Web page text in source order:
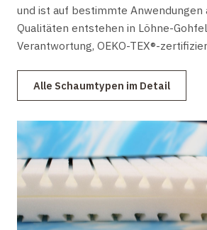
und ist auf bestimmte
Qualitäten entstehen in Löhne-
Verantwortung, OEKO-TEX®-
Alle Schaumtypen im Detail